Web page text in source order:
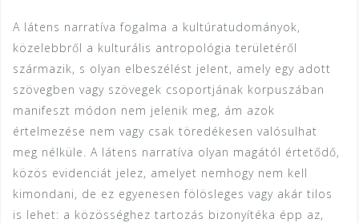
A látens narratíva fogalma a kultúratudományok,
közelebbről a kulturális antropológia területéről
származik, s olyan elbeszélést jelent, amely egy adott
szövegben vagy szövegek csoportjának korpuszában
manifeszt módon nem jelenik meg, ám azok
értelmezése nem vagy csak töredékesen valósulhat
meg nélküle. A látens narratíva olyan magától értetődő,
közös evidenciát jelez, amelyet nemhogy nem kell
kimondani, de ez egyenesen fölösleges vagy akár tilos
is lehet: a közösséghez tartozás bizonyítéka épp az,